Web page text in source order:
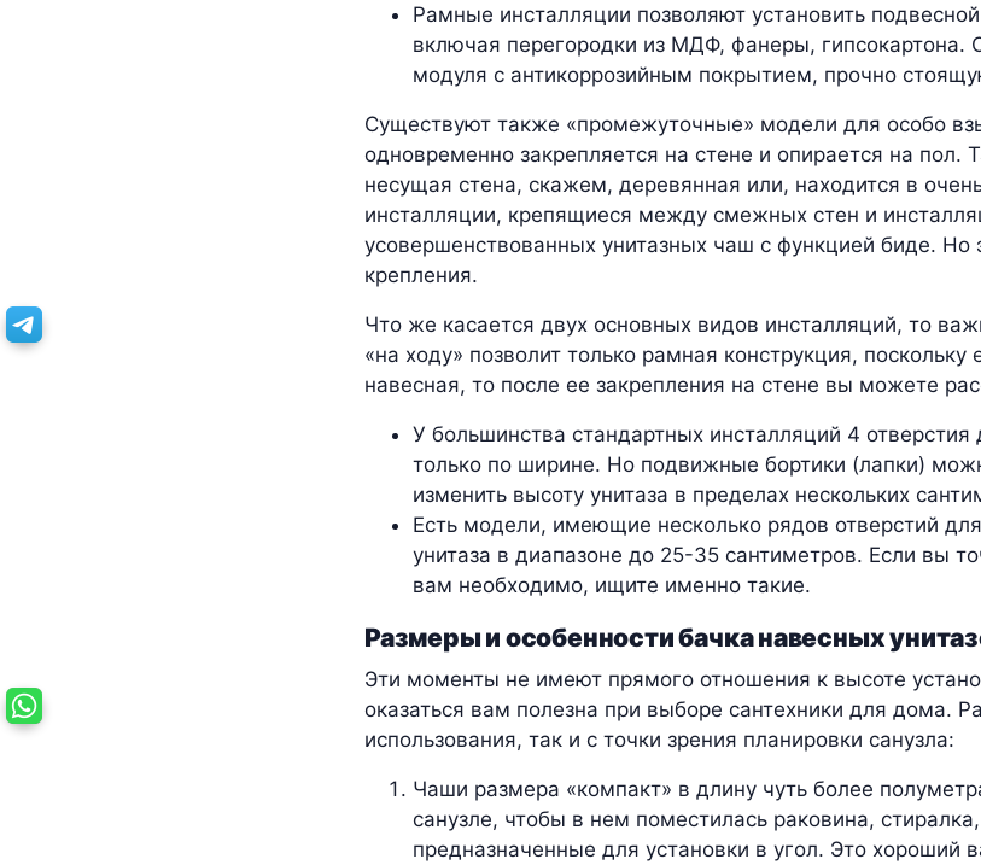
Рамные инсталляции позволяют установить
включая перегородки из МДФ, фанеры, гипсокартона.
модуля с антикоррозийным покрытием, прочно
Существуют также «промежуточные» модели для особо
одновременно закрепляется на стене и опирается на
несущая стена, скажем, деревянная или, находится в
инсталляции, крепящиеся между смежных стен и
усовершенствованных унитазных чаш с функцией биде.
крепления.
Что же касается двух основных видов инсталляций, то
«на ходу» позволит только рамная конструкция,
навесная, то после ее закрепления на стене вы можете
У большинства стандартных инсталляций 4
только по ширине. Но подвижные бортики (лапки)
изменить высоту унитаза в пределах нескольких
Есть модели, имеющие несколько рядов отверстий
унитаза в диапазоне до 25-35 сантиметров. Если вы
вам необходимо, ищите именно такие.
Размеры и особенности бачка навесных
Эти моменты не имеют прямого отношения к высоте
оказаться вам полезна при выборе сантехники для дома.
использования, так и с точки зрения планировки санузла:
Чаши размера «компакт» в длину чуть более
санузле, чтобы в нем поместилась раковина,
предназначенные для установки в угол. Это хороший